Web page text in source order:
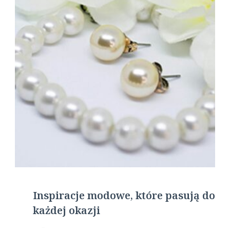
Inspiracje modowe, które pasują do
każdej okazji